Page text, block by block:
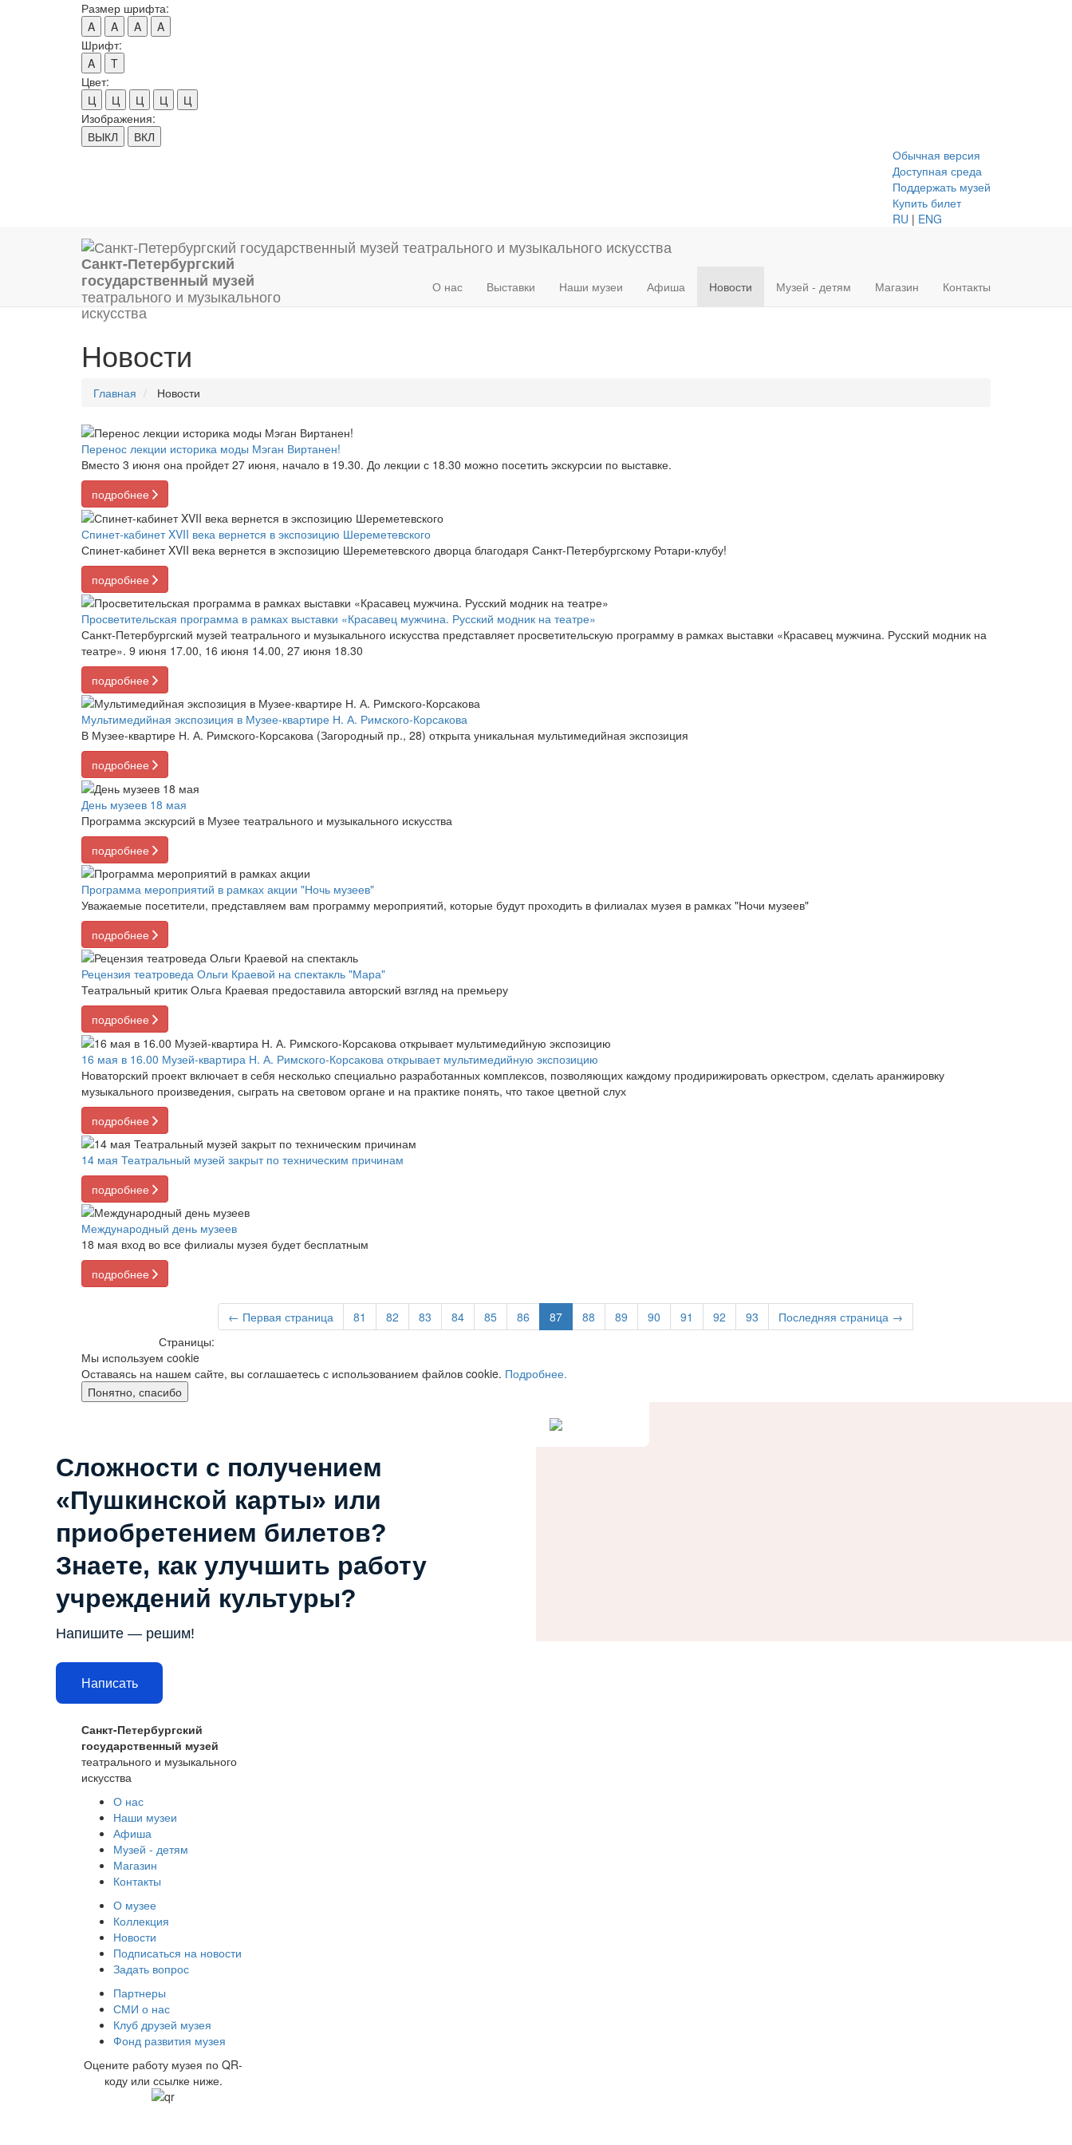
Размер шрифта:
A
A A
A
Шрифт:
A
T
Цвет:
Ц
Ц Ц Ц
Ц
Изображения:
ВЫКЛ
ВКЛ
Обычная версия
Доступная среда
Поддержать музей
Купить билет
RU | ENG
Санкт-Петербургский
государственный музей
театрального и музыкального
искусства
О нас Выставки Наши музеи Афиша Новости Музей - детям Магазин Контакты
Новости
Главная Новости
Перенос лекции историка моды Мэган Виртанен!
Вместо 3 июня она пройдет 27 июня, начало в 19.30. До лекции с 18.30 можно посетить экскурсии по выставке.
подробнее
Спинет-кабинет XVII века вернется в экспозицию Шереметевского
Спинет-кабинет XVII века вернется в экспозицию Шереметевского дворца благодаря Санкт-Петербургскому Ротари-клубу!
подробнее
Просветительская программа в рамках выставки «Красавец мужчина. Русский модник на театре»
Санкт-Петербургский музей театрального и музыкального искусства представляет просветительскую программу в рамках выставки «Красавец мужчина. Русский модник на
театре». 9 июня 17.00, 16 июня 14.00, 27 июня 18.30
подробнее
Мультимедийная экспозиция в Музее-квартире Н. А. Римского-Корсакова
В Музее-квартире Н. А. Римского-Корсакова (Загородный пр., 28) открыта уникальная мультимедийная экспозиция
подробнее
День музеев 18 мая
Программа экскурсий в Музее театрального и музыкального искусства
подробнее
Программа мероприятий в рамках акции "Ночь музеев"
Уважаемые посетители, представляем вам программу мероприятий, которые будут проходить в филиалах музея в рамках "Ночи музеев"
подробнее
Рецензия театроведа Ольги Краевой на спектакль "Мара"
Театральный критик Ольга Краевая предоставила авторский взгляд на премьеру
подробнее
16 мая в 16.00 Музей-квартира Н. А. Римского-Корсакова открывает мультимедийную экспозицию
Новаторский проект включает в себя несколько специально разработанных комплексов, позволяющих каждому продирижировать оркестром, сделать аранжировку
музыкального произведения, сыграть на световом органе и на практике понять, что такое цветной слух
подробнее
14 мая Театральный музей закрыт по техническим причинам
подробнее
Международный день музеев
18 мая вход во все филиалы музея будет бесплатным
подробнее
Страницы:
← Первая страница 81 82 83 84 85 86 87 88 89 90 91 92 93 Последняя страница →
Мы используем сookie
Оставаясь на нашем сайте, вы соглашаетесь с использованием файлов cookie. Подробнее.
Понятно, спасибо
Сложности с получением
«Пушкинской карты» или
приобретением билетов?
Знаете, как улучшить работу
учреждений культуры?
Напишите — решим!
Написать
Санкт-Петербургский
государственный музей
театрального и музыкального
искусства
О нас
Наши музеи
Афиша
Музей - детям
Магазин
Контакты
О музее
Коллекция
Новости
Подписаться на новости
Задать вопрос
Партнеры
СМИ о нас
Клуб друзей музея
Фонд развития музея
Оцените работу музея по QR-
коду или ссылке ниже.